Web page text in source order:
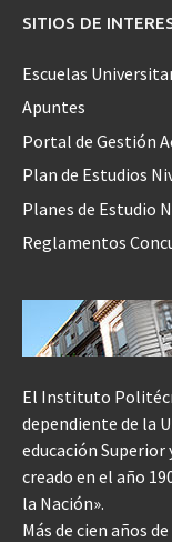
SITIOS DE
Escuelas
Apuntes
Portal de Gestión
Plan de Estudios
Planes de Estudio
Reglamentos
El Instituto
dependiente de la
educación Superior
creado en el año
la Nación».
Más de cien años